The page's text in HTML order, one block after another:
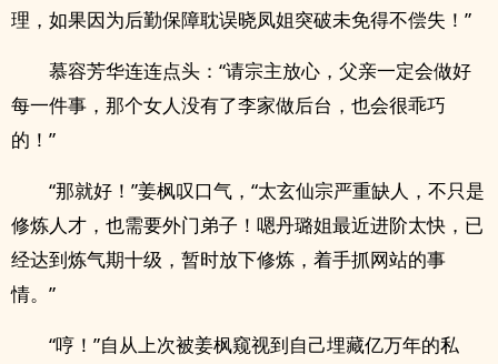
理，如果因为后勤保障耽误晓凤姐突破未免得不偿失！”
慕容芳华连连点头：“请宗主放心，父亲一定会做好
每一件事，那个女人没有了李家做后台，也会很乖巧
的！”
“那就好！”姜枫叹口气，“太玄仙宗严重缺人，不只是
修炼人才，也需要外门弟子！嗯丹璐姐最近进阶太快，已
经达到炼气期十级，暂时放下修炼，着手抓网站的事
情。”
“哼！”自从上次被姜枫窥视到自己埋藏亿万年的私